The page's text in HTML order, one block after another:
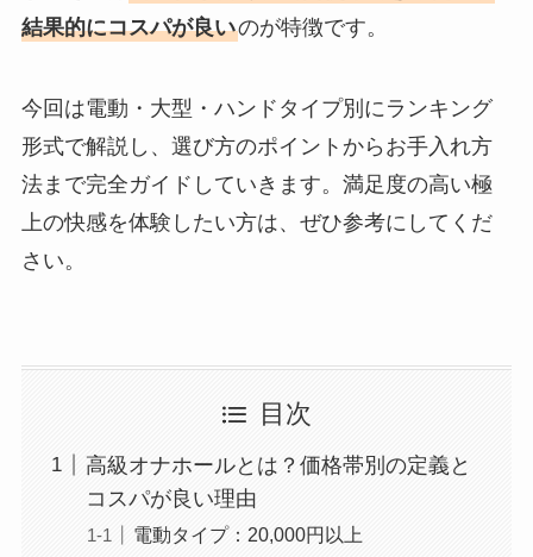
結果的にコスパが良いのが特徴です。
今回は電動・大型・ハンドタイプ別にランキング
形式で解説し、選び方のポイントからお手入れ方
法まで完全ガイドしていきます。満足度の高い極
上の快感を体験したい方は、ぜひ参考にしてくだ
さい。
目次
高級オナホールとは？価格帯別の定義と
コスパが良い理由
電動タイプ：20,000円以上